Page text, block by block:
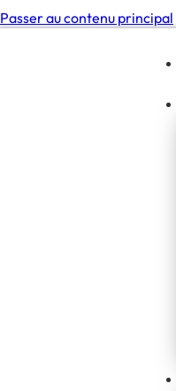
Passer au contenu principal